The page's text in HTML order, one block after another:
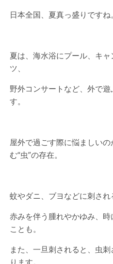
日本全国、夏真っ盛りですね。
夏は、海水浴にプール、キ
ツ、
野外コンサートなど、外で
す。
屋外で過ごす際に悩ましい
む“虫”の存在。
蚊やダニ、ブヨなどに刺され
赤みを伴う腫れやかゆみ、
ことも。
また、一旦刺されると、虫
ります。